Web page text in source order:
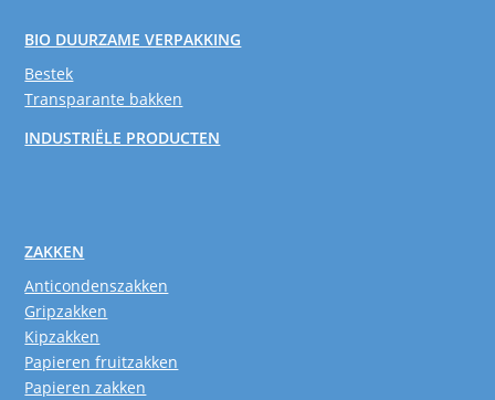
BIO DUURZAME VERPAKKING
Bestek
Transparante bakken
INDUSTRIËLE PRODUCTEN
ZAKKEN
Anticondenszakken
Gripzakken
Kipzakken
Papieren fruitzakken
Papieren zakken